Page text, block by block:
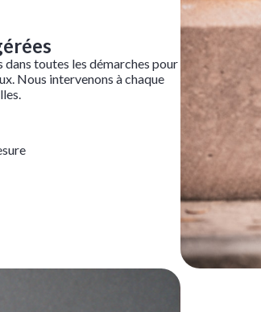
dans toutes les démarches pour
Nous intervenons à chaque